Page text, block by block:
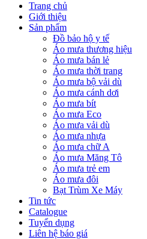
Trang chủ
Giới thiệu
Sản phẩm
Đồ bảo hộ y tế
Áo mưa thương hiệu
Áo mưa bán lẻ
Áo mưa thời trang
Áo mưa bộ vải dù
Áo mưa cánh dơi
Áo mưa bít
Áo mưa Eco
Áo mưa vải dù
Áo mưa nhựa
Áo mưa chữ A
Áo mưa Măng Tô
Áo mưa trẻ em
Áo mưa đôi
Bạt Trùm Xe Máy
Tin tức
Catalogue
Tuyển dụng
Liên hệ báo giá